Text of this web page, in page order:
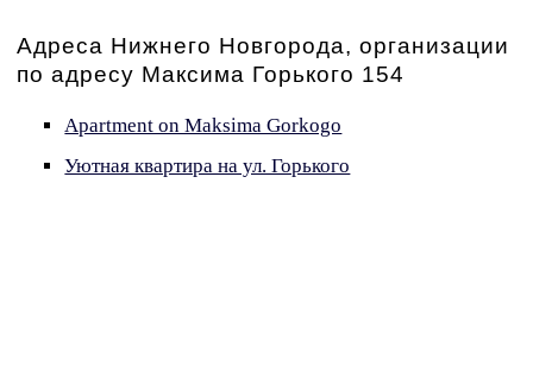
Адреса Нижнего Новгорода, организации
по адресу Максима Горького 154
Apartment on Maksima Gorkogo
Уютная квартира на ул. Горького